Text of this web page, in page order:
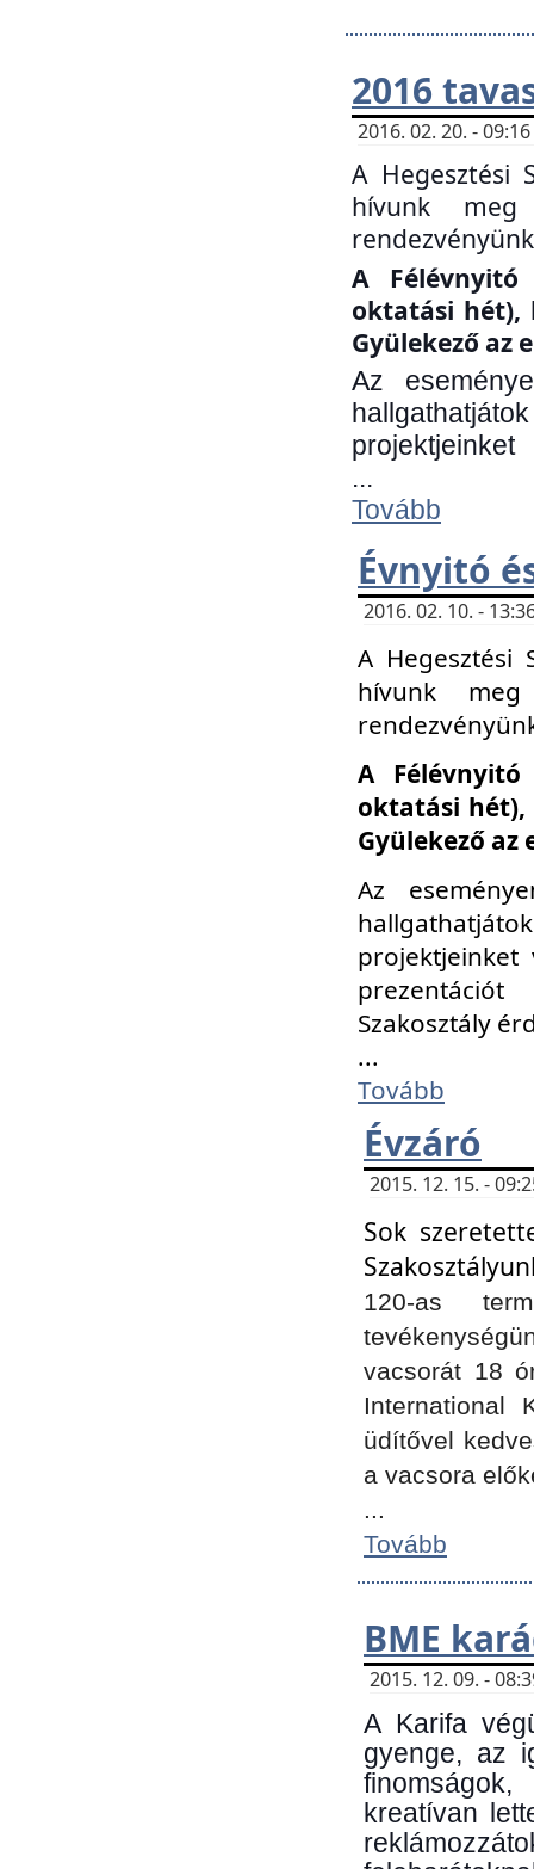
2016
2016. 02. 20. -
A Hegesztési
hívunk
A
oktatási hét),
Gyülekező az
Az
projektjeinket
...
Tovább
Évnyitó
2016. 02. 10. -
A Hegesztési
hívunk
A
oktatási hét),
Gyülekező az
Az
Szakosztály
...
Tovább
Évzáró
2015. 12. 15. -
Sok
120-as
vacsorát 18
International
üdítővel
a vacsora
...
Tovább
BME
2015. 12. 09. -
A Karifa
gyenge, az
kreatívan